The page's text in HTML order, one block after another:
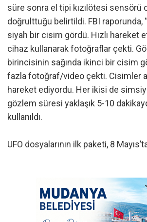
süre sonra el tipi kızılötesi sensörü
doğrulttuğu belirtildi. FBI raporunda,
siyah bir cisim gördü. Hızlı hareket
cihaz kullanarak fotoğraflar çekti.
birincisinin sağında ikinci bir cisim
fazla fotoğraf/video çekti. Cisimler
hareket ediyordu. Her ikisi de
gözlem süresi yaklaşık 5-10
kullanıldı.
UFO dosyalarının ilk paketi, 8